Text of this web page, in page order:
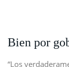
Bien por
“Los